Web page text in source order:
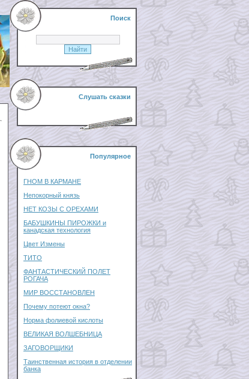
Поиск
Слушать сказки
Популярное
ГНОМ В КАРМАНЕ
Непокорный князь
НЕТ КОЗЫ С ОРЕХАМИ
БАБУШКИНЫ ПИРОЖКИ и
канадская технология
Цвет Измены
ТИТО
ФАНТАСТИЧЕСКИЙ ПОЛЕТ
РОГАЧА
МИР ВОССТАНОВЛЕН
Почему потеют окна?
Норма фолиевой кислоты
ВЕЛИКАЯ ВОЛШЕБНИЦА
ЗАГОВОРЩИКИ
Таинственная история в отделении
банка